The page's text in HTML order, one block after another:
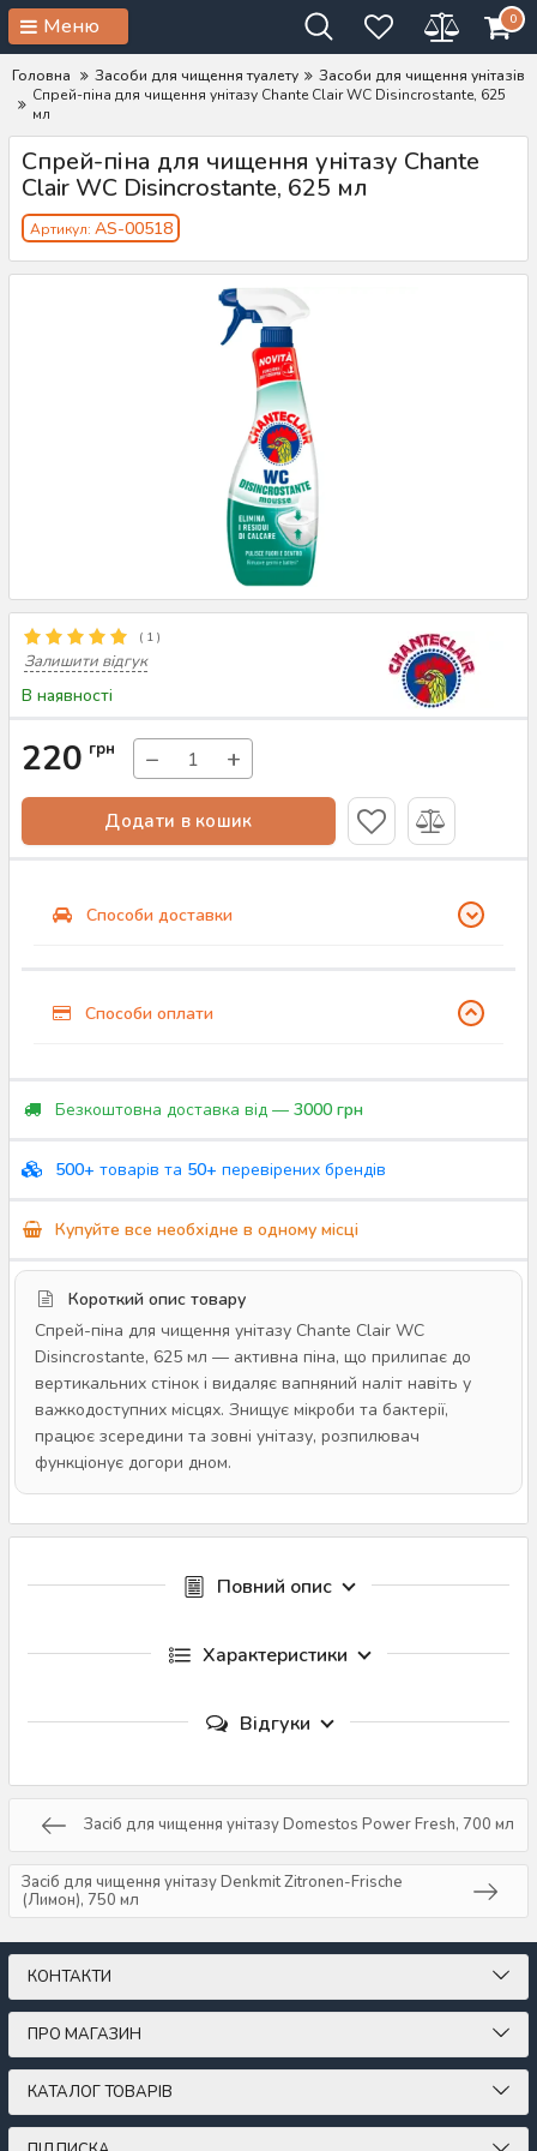
Меню 0
Головна Засоби для чищення туалету
Засоби для чищення унітазів
Спрей-піна для чищення унітазу Chante Clair WC Disincrostante, 625
мл
Спрей-піна для чищення унітазу Chante
Clair WC Disincrostante, 625 мл
Артикул: AS-00518
( 1 )
Залишити відгук
В наявності
220 грн − +
Додати в кошик
Способи доставки
Способи оплати
Безкоштовна доставка від — 3000 грн
500+ товарів та 50+ перевірених брендів
Купуйте все необхідне в одному місці
Короткий опис товару
Спрей-піна для чищення унітазу Chante Clair WC
Disincrostante, 625 мл — активна піна, що прилипає до
вертикальних стінок і видаляє вапняний наліт навіть у
важкодоступних місцях. Знищує мікроби та бактерії,
працює зсередини та зовні унітазу, розпилювач
функціонує догори дном.
Повний опис
Характеристики
Відгуки
Засіб для чищення унітазу Domestos Power Fresh, 700 мл
Засіб для чищення унітазу Denkmit Zitronen-Frische
(Лимон), 750 мл
КОНТАКТИ
ПРО МАГАЗИН
КАТАЛОГ ТОВАРІВ